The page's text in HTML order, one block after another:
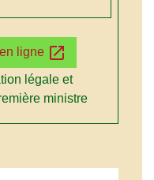
ligne open_in_new
légale et
ministre